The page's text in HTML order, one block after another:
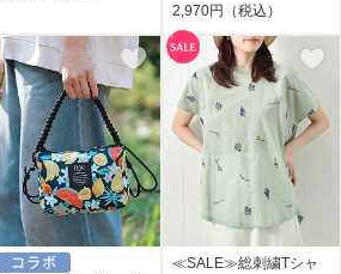
2,970円（税込）
≪SALE≫総刺繍Tシャ